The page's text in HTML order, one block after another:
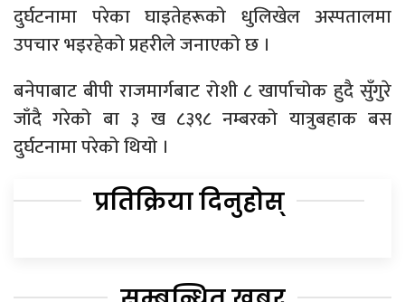
दुर्घटनामा परेका घाइतेहरूको धुलिखेल अस्पतालमा
उपचार भइरहेको प्रहरीले जनाएको छ ।
बनेपाबाट बीपी राजमार्गबाट रोशी ८ खार्पाचोक हुदै सुँगुरे
जाँदै गरेको बा ३ ख ८३९८ नम्बरको यात्रुबहाक बस
दुर्घटनामा परेको थियो ।
प्रतिक्रिया दिनुहोस्